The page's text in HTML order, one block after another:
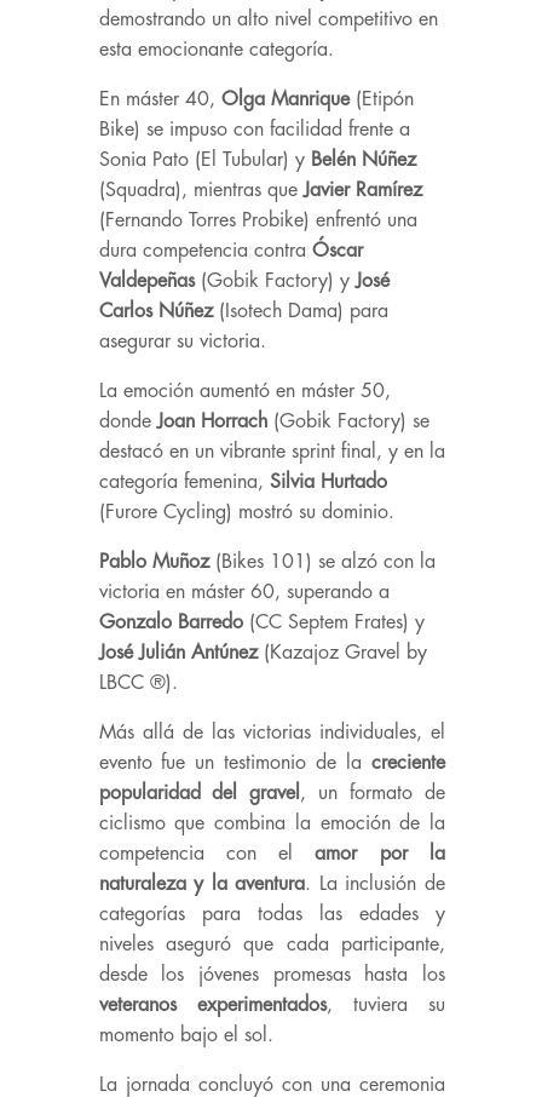
demostrando un alto nivel competitivo en
esta emocionante categoría.
Enmáster 40, Olga Manrique(Etipón
Bike) se impuso con facilidad frente a
Sonia Pato (El Tubular) y Belén Núñez
(Squadra), mientras que Javier Ramírez
(Fernando Torres Probike) enfrentó una
dura competencia contra Óscar
Valdepeñas(Gobik Factory) y José
Carlos Núñez(Isotech Dama) para
asegurar su victoria.
La emoción aumentó en máster 50,
dondeJoan Horrach(Gobik Factory) se
destacó en un vibrante sprint final, y en la
categoría femenina, Silvia Hurtado
(Furore Cycling) mostró su dominio.
Pablo Muñoz(Bikes 101) se alzó con la
victoria en máster 60, superando a
Gonzalo Barredo(CC Septem Frates) y
José Julián Antúnez(Kazajoz Gravel by
LBCC ®️).
Más allá de las victorias individuales, el
evento fue un testimonio de lacreciente
popularidad del gravel , un formato de
ciclismo que combina la emoción de la
competencia con elamor por la
naturaleza y la aventura. La inclusión de
categorías para todas las edades y
niveles aseguró que cada participante,
desde los jóvenes promesas hasta los
veteranos experimentados, tuviera su
momento bajo el sol.
La jornada concluyó con una ceremonia